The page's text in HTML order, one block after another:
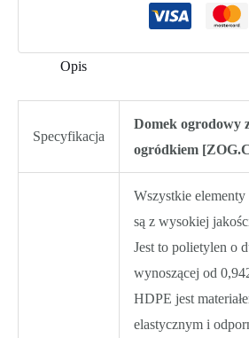
dla
Fioletowy
Opis
Specyfikacja
Domek ogrodowy
ogródkiem
Wszystkie
są z wysokiej
Jest to polietylen o
wynoszącej od
HDPE jest
elastycznym i